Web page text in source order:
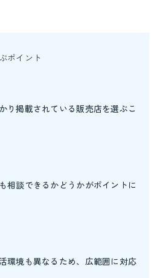
ポイント
り掲載されている販売店を選ぶこ
相談できるかどうかがポイントに
環境も異なるため、広範囲に対応